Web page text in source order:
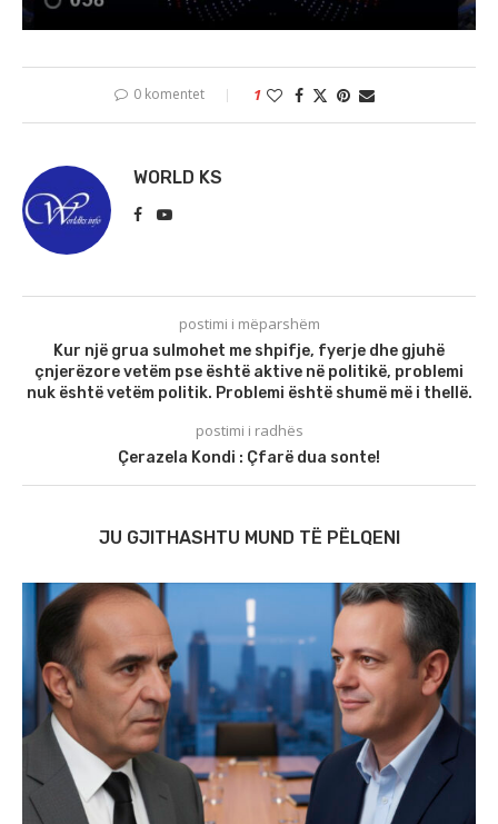
0 komentet 1
WORLD KS
postimi i mëparshëm
Kur një grua sulmohet me shpifje, fyerje dhe gjuhë
çnjerëzore vetëm pse është aktive në politikë, problemi
nuk është vetëm politik. Problemi është shumë më i thellë.
postimi i radhës
Çerazela Kondi : Çfarë dua sonte!
JU GJITHASHTU MUND TË PËLQENI